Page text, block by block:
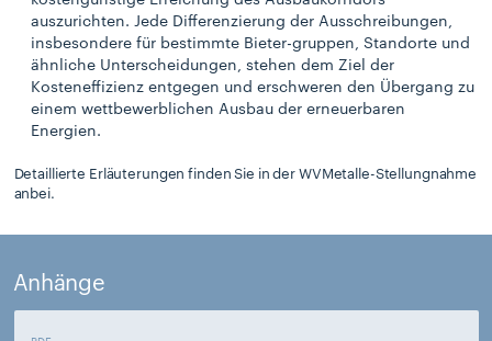
auszurichten. Jede Differenzierung der Ausschreibungen,
insbesondere für bestimmte Bieter-gruppen, Standorte und
ähnliche Unterscheidungen, stehen dem Ziel der
Kosteneffizienz entgegen und erschweren den Übergang zu
einem wettbewerblichen Ausbau der erneuerbaren
Energien.
Detaillierte Erläuterungen finden Sie in der WVMetalle-Stellungnahme
anbei.
Anhänge